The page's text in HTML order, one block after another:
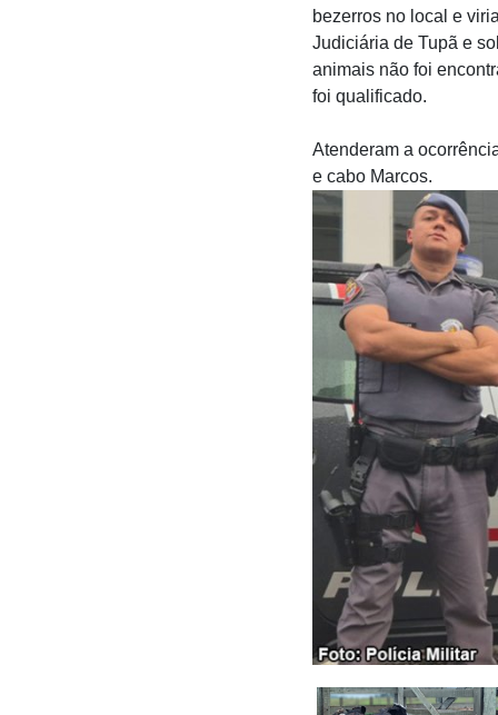
bezerros no local e
Judiciária de Tupã e
animais não foi
foi qualificado.
Atenderam a
e cabo Marcos.